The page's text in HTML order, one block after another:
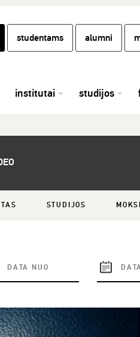
studentams alumni
institutai studijos
STUDIJOS